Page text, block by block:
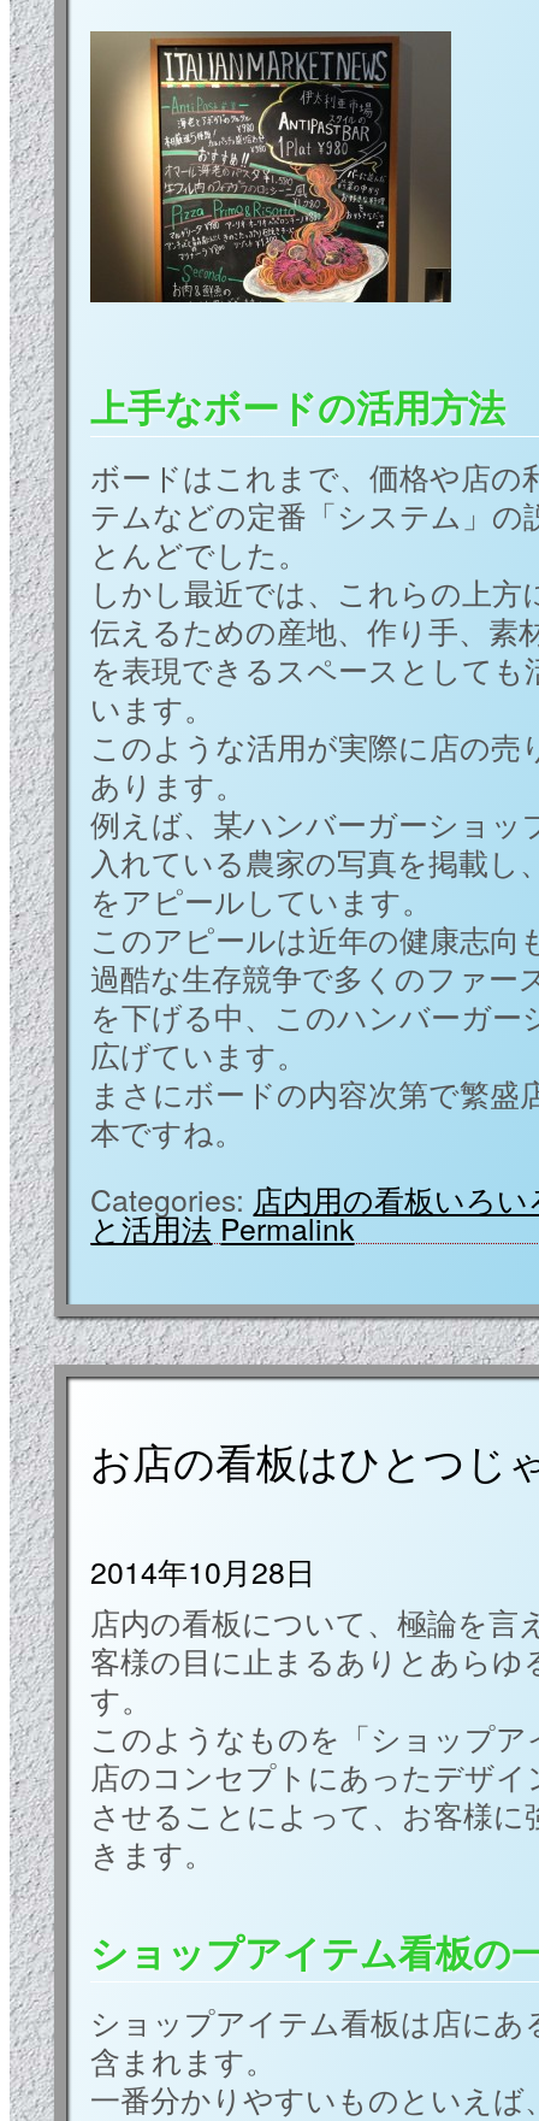
上手なボードの活用方法
ボードはこれまで、価格や店の
テムなどの定番「システム」
とんどでした。
しかし最近では、これらの上
伝えるための産地、作り手、素
を表現できるスペースとして
います。
このような活用が実際に店の
あります。
例えば、某ハンバーガーショッ
入れている農家の写真を掲載し
をアピールしています。
このアピールは近年の健康志向
過酷な生存競争で多くのファー
を下げる中、このハンバーガ
広げています。
まさにボードの内容次第で繁
本ですね。
Categories: 店内用の看板いろい
と活用法 Permalink
お店の看板はひとつじ
2014年10月28日
店内の看板について、極論を言
客様の目に止まるありとあら
す。
このようなものを「ショップ
店のコンセプトにあったデザ
させることによって、お客様
きます。
ショップアイテム看板の
ショップアイテム看板は店に
含まれます。
一番分かりやすいものといえ